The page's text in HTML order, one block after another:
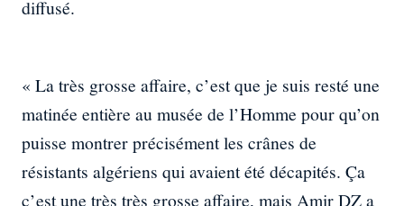
diffusé.
« La très grosse affaire, c’est que je suis resté une
matinée entière au musée de l’Homme pour qu’on
puisse montrer précisément les crânes de
résistants algériens qui avaient été décapités. Ça
c’est une très très grosse affaire, mais Amir DZ a